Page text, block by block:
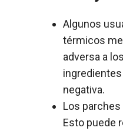
Algunos
térmicos
adversa a
negativa.
Los
Esto puede